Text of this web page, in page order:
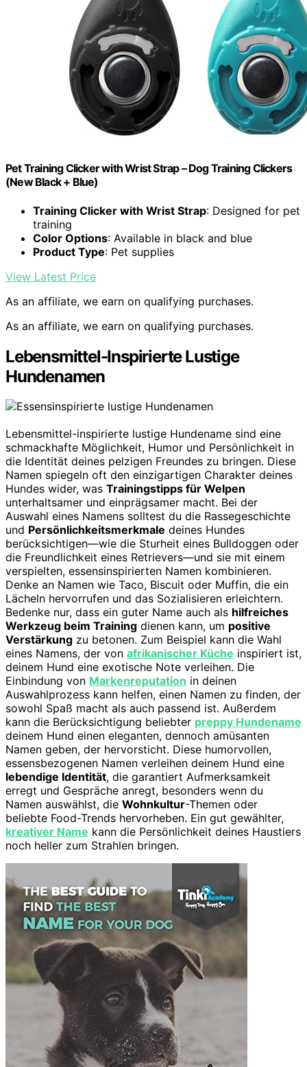
Pet Training Clicker with Wrist Strap – Dog Training Clickers
(New Black + Blue)
Training Clicker with Wrist Strap: Designed for pet
training
Color Options: Available in black and blue
Product Type: Pet supplies
View Latest Price
As an affiliate, we earn on qualifying purchases.
As an affiliate, we earn on qualifying purchases.
Lebensmittel-Inspirierte Lustige
Hundenamen
Lebensmittel-inspirierte lustige Hundename sind eine
schmackhafte Möglichkeit, Humor und Persönlichkeit in
die Identität deines pelzigen Freundes zu bringen. Diese
Namen spiegeln oft den einzigartigen Charakter deines
Hundes wider, was Trainingstipps für Welpen
unterhaltsamer und einprägsamer macht. Bei der
Auswahl eines Namens solltest du die Rassegeschichte
und Persönlichkeitsmerkmale deines Hundes
berücksichtigen—wie die Sturheit eines Bulldoggen oder
die Freundlichkeit eines Retrievers—und sie mit einem
verspielten, essensinspirierten Namen kombinieren.
Denke an Namen wie Taco, Biscuit oder Muffin, die ein
Lächeln hervorrufen und das Sozialisieren erleichtern.
Bedenke nur, dass ein guter Name auch als hilfreiches
Werkzeug beim Training dienen kann, um positive
Verstärkung zu betonen. Zum Beispiel kann die Wahl
eines Namens, der von afrikanischer Küche inspiriert ist,
deinem Hund eine exotische Note verleihen. Die
Einbindung von Markenreputation in deinen
Auswahlprozess kann helfen, einen Namen zu finden, der
sowohl Spaß macht als auch passend ist. Außerdem
kann die Berücksichtigung beliebter preppy Hundename
deinem Hund einen eleganten, dennoch amüsanten
Namen geben, der hervorsticht. Diese humorvollen,
essensbezogenen Namen verleihen deinem Hund eine
lebendige Identität, die garantiert Aufmerksamkeit
erregt und Gespräche anregt, besonders wenn du
Namen auswählst, die Wohnkultur-Themen oder
beliebte Food-Trends hervorheben. Ein gut gewählter,
kreativer Name kann die Persönlichkeit deines Haustiers
noch heller zum Strahlen bringen.